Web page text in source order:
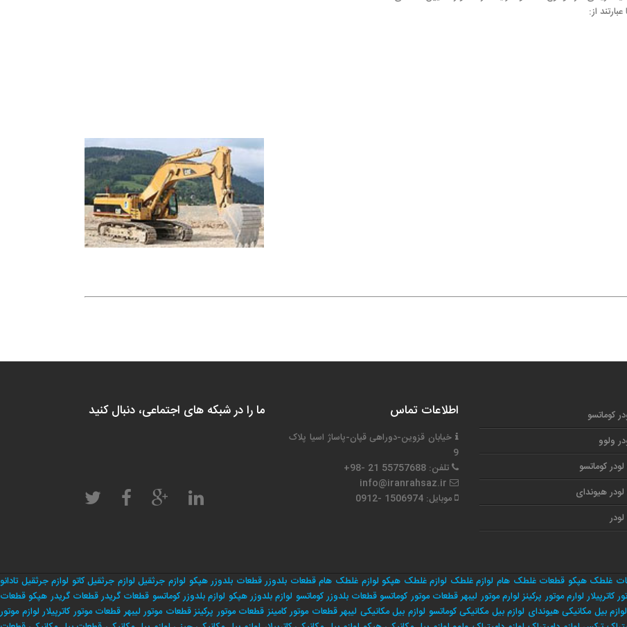
از:
ما را در شبکه های اجتماعی، دنبال کنید اطلاعات تماس
خیابان قزوین-دوراهی قپان-پاساژ اسیا پلاک
9
تلفن: 55757688 21 -98+
موبایل: 1506974 -0912
کوماتسو
ولوو
کوماتسو
هیوندای
غلطک هپکو قطعات غلطک هام لوازم غلطک لوازم غلطک هپکو لوازم غلطک هام قطعات بلدوزر قطعات بلدوزر هپکو لوازم جرثقیل لوازم جرثقیل کاتو لوازم جرثقیل تادانو
کاترپیلار لوارم موتور پرکینز لوارم موتور لیبهرقطعات موتور کوماتسو قطعات بلدوزر کوماتسو لوازم بلدوزر هپکو لوازم بلدوزر کوماتسو قطعات گریدرقطعات گریدر هپکوقطعات
لوازم بیل مکانیکی هیوندای لوازم بیل مکانیکی کوماتسو لوازم بیل مکانیکی لیبهر قطعات موتور کامینز قطعات موتور پرکینز قطعات موتور لیبهر قطعات موتور کاترپیلار لوازم موتور